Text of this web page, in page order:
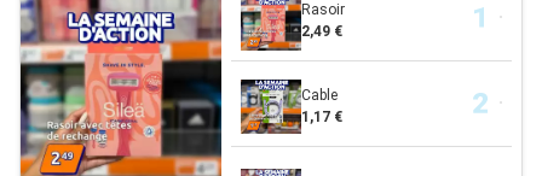
Rasoir
2,49 €
Cable
1,17 €